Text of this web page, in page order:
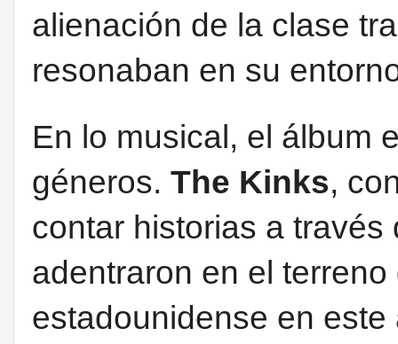
alienación de la clase
resonaban en su
En lo musical, el álbum
géneros. The Kinks,
contar historias a
adentraron en el
estadounidense en